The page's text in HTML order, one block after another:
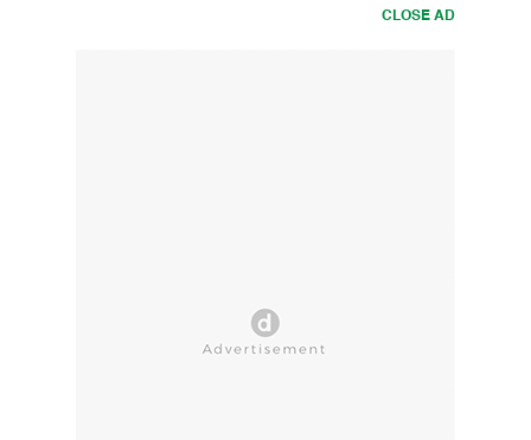
CLOSE AD